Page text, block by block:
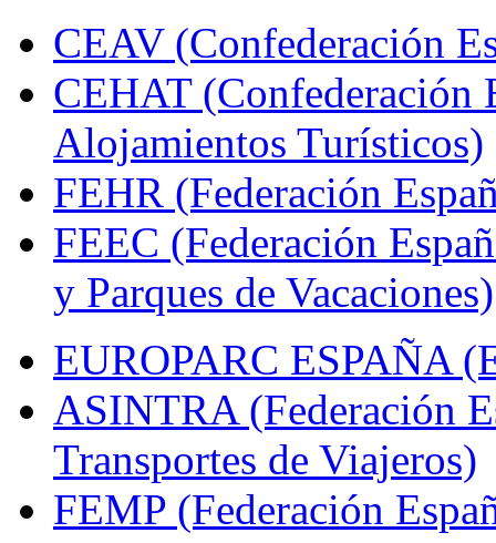
CEAV (Confederación
CEHAT (Confederación
Alojamientos Turísticos)
FEHR (Federación
FEEC (Federación
y Parques de Vacaciones)
EUROPARC ESPAÑA
ASINTRA (Federación
Transportes de Viajeros)
FEMP (Federación